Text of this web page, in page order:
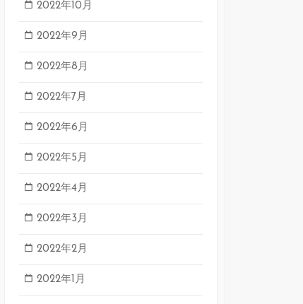
2022年10月
2022年9月
2022年8月
2022年7月
2022年6月
2022年5月
2022年4月
2022年3月
2022年2月
2022年1月